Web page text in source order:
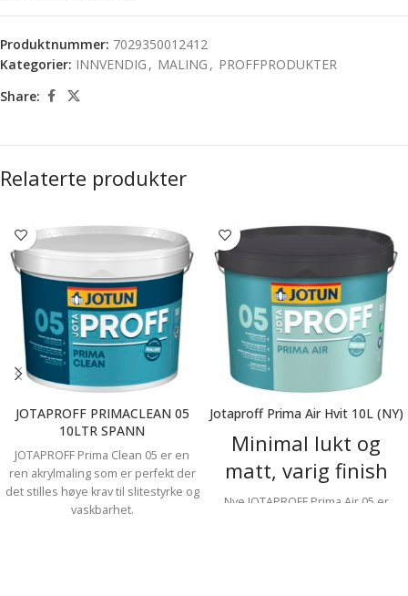
Produktnummer: 7029350012412
Kategorier: INNVENDIG , MALING , PROFFPRODUKTER
Share:
Relaterte produkter
JOTAPROFF PRIMACLEAN 05
10LTR SPANN
JOTAPROFF Prima Clean 05 er en
ren akrylmaling som er perfekt der
det stilles høye krav til slitestyrke og
vaskbarhet.
Jotaproff Prima Air Hvit 10L (NY)
Minimal lukt og
matt, varig finish
Nye JOTAPROFF Prima Air 05 er